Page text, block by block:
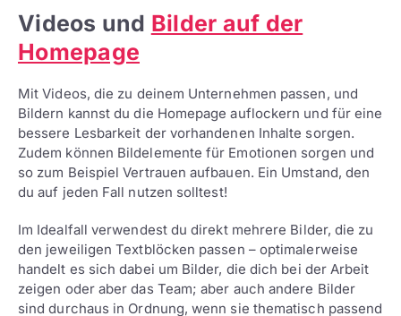
Videos und Bilder auf der
Homepage
Mit Videos, die zu deinem Unternehmen passen, und
Bildern kannst du die Homepage auflockern und für eine
bessere Lesbarkeit der vorhandenen Inhalte sorgen.
Zudem können Bildelemente für Emotionen sorgen und
so zum Beispiel Vertrauen aufbauen. Ein Umstand, den
du auf jeden Fall nutzen solltest!
Im Idealfall verwendest du direkt mehrere Bilder, die zu
den jeweiligen Textblöcken passen – optimalerweise
handelt es sich dabei um Bilder, die dich bei der Arbeit
zeigen oder aber das Team; aber auch andere Bilder
sind durchaus in Ordnung, wenn sie thematisch passend